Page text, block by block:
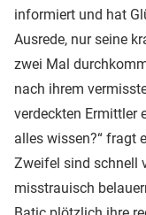
informiert und hat
Ausrede, nur seine
zwei Mal
nach ihrem
verdeckten Ermittler
alles wissen?“ fragt
Zweifel sind schnell
misstrauisch